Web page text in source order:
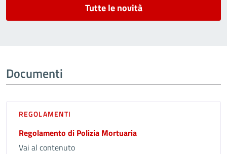
Tutte le novità
Documenti
REGOLAMENTI
Regolamento di Polizia Mortuaria
Vai al contenuto